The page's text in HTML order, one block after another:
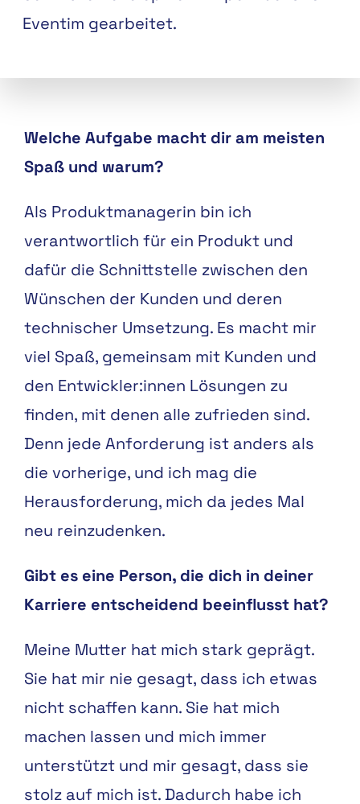
Eventim gearbeitet.
Welche Aufgabe macht dir am meisten
Spaß und warum?
Als Produktmanagerin bin ich
verantwortlich für ein Produkt und
dafür die Schnittstelle zwischen den
Wünschen der Kunden und deren
technischer Umsetzung. Es macht mir
viel Spaß, gemeinsam mit Kunden und
den Entwickler:innen Lösungen zu
finden, mit denen alle zufrieden sind.
Denn jede Anforderung ist anders als
die vorherige, und ich mag die
Herausforderung, mich da jedes Mal
neu reinzudenken.
Gibt es eine Person, die dich in deiner
Karriere entscheidend beeinflusst hat?
Meine Mutter hat mich stark geprägt.
Sie hat mir nie gesagt, dass ich etwas
nicht schaffen kann. Sie hat mich
machen lassen und mich immer
unterstützt und mir gesagt, dass sie
stolz auf mich ist. Dadurch habe ich